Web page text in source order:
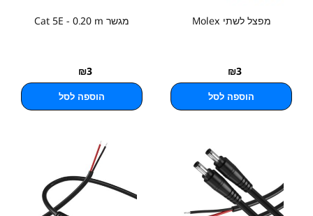
מפצל לשתי Molex
₪3
הוספה לסל
מגשר Cat 5E - 0.20 m
₪3
הוספה לסל